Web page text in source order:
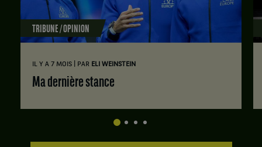
TRIBUNE / OPINION
IL Y A 7 MOIS PAR ELI WEINSTEIN
Ma dernière stance